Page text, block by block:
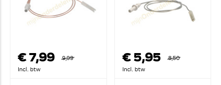
€ 7,99
9,99
Incl. btw
€ 5,95
8,50
Incl. btw